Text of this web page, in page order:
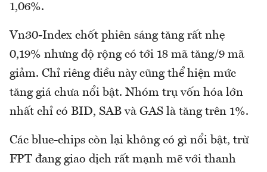
1,06%.
Vn30-Index chốt phiên sáng tăng rất nhẹ
0,19% nhưng độ rộng có tới 18 mã tăng/9 mã
giảm. Chỉ riêng điều này cũng thể hiện mức
tăng giá chưa nổi bật. Nhóm trụ vốn hóa lớn
nhất chỉ có BID, SAB và GAS là tăng trên 1%.
Các blue-chips còn lại không có gì nổi bật, trừ
FPT đang giao dịch rất mạnh mẽ với thanh